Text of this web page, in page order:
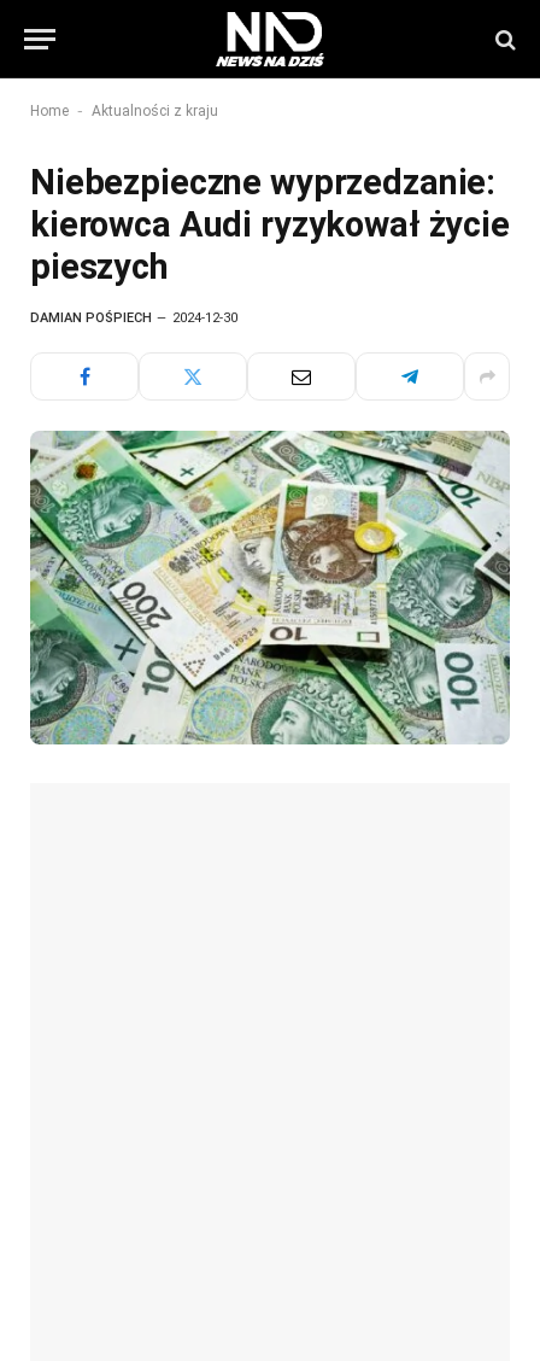
Home - Aktualności z kraju
Niebezpieczne wyprzedzanie:
kierowca Audi ryzykował życie
pieszych
DAMIAN POŚPIECH 2024-12-30